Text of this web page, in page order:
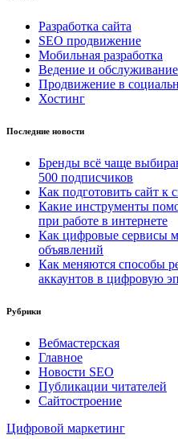
Разработка сайта
SEO продвижение
Мобильная разработка
Ведение и обслуживание
Продвижение в
Хостинг
Последние новости
Бренды всё чаще
500 подписчиков
Как подготовить сайт
Какие инструменты
при работе в интернете
Как цифровые сервисы
объявлений
Как меняются способы
аккаунтов в цифровую
Рубрики
Вебмастерская
Главное
Новости SEO
Публикации читателей
Сайтостроение
Цифровой маркетинг